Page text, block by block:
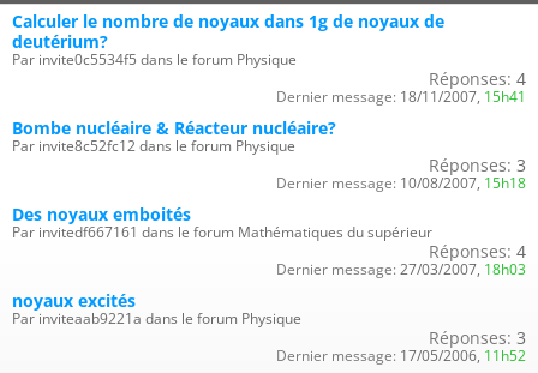
Calculer le nombre de noyaux dans 1g de noyaux de
deutérium?
Par invite0c5534f5 dans le forum Physique
Réponses: 4
Dernier message: 18/11/2007, 15h41
Bombe nucléaire & Réacteur nucléaire?
Par invite8c52fc12 dans le forum Physique
Réponses: 3
Dernier message: 10/08/2007, 15h18
Des noyaux emboités
Par invitedf667161 dans le forum Mathématiques du supérieur
Réponses: 4
Dernier message: 27/03/2007, 18h03
noyaux excités
Par inviteaab9221a dans le forum Physique
Réponses: 3
Dernier message: 17/05/2006, 11h52